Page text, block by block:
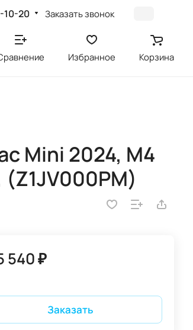
10-20 Заказать звонок
Избранное Корзина
Mini 2024, M4
(Z1JV000PM)
540 ₽
Заказать